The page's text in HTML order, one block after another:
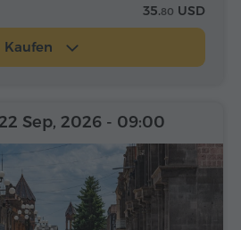
35.80 USD
Kaufen
Sep, 2026 - 09:00